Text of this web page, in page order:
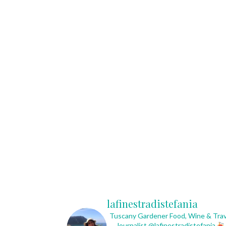
lafinestradistefania
Tuscany GardenerFood, Wine &